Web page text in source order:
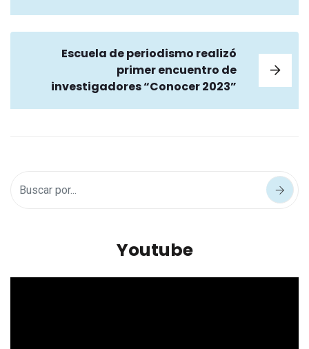
Escuela de periodismo realizó
primer encuentro de
investigadores “Conocer 2023”
Youtube